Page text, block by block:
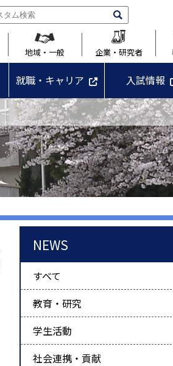
地域・一般 企業・研究者
就職・キャリア 入試情報
NEWS
すべて
教育・研究
学生活動
社会連携・貢献